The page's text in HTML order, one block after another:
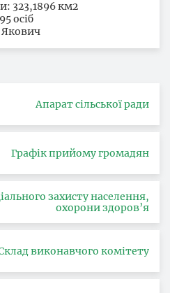
323,1896 км2
осіб
Якович
Апарат сільської ради
Графік прийому громадян
захисту населення,
охорони здоров’я
виконавчого комітету